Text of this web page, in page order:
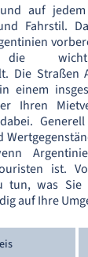
auf
Fahrstil.
die
Die
einem
Ihren
dabei.
ist.
tun, was
auf Ihre